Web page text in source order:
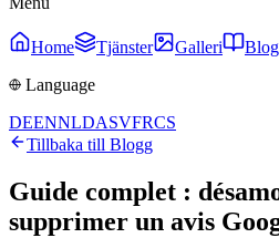
Home Tjänster Galleri
Language
DEENNLDASVFRCS
Tillbaka till Blogg
Guide complet :
supprimer un avis